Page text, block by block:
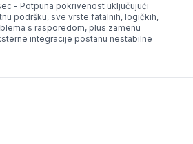
- Potpuna pokrivenost uključujući
podršku, sve vrste fatalnih, logičkih,
s rasporedom, plus zamenu
integracije postanu nestabilne